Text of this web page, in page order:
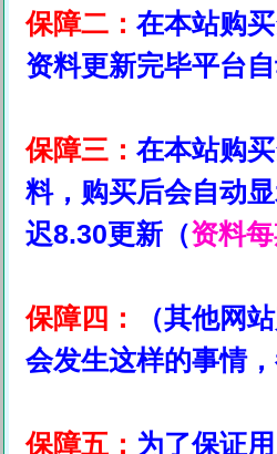
保障二： 在本站购
资料更新完毕平台
保障三： 在本站购
料，购买后会自动
迟8.30更新（资料
保障四：
（其他网
会发生这样的事情
保障五： 为了保证